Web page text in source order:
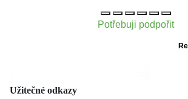
Potřebuji podpořit
Užitečné odkazy